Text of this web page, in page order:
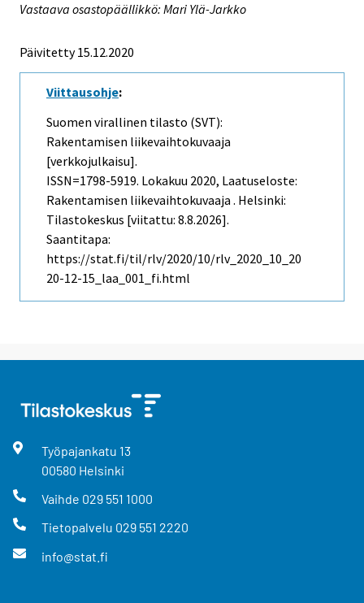
Vastaava osastopäällikkö: Mari Ylä-Jarkko
Päivitetty 15.12.2020
Viittausohje:
Suomen virallinen tilasto (SVT):
Rakentamisen liikevaihtokuvaaja
[verkkojulkaisu].
ISSN=1798-5919. Lokakuu 2020, Laatuseloste:
Rakentamisen liikevaihtokuvaaja . Helsinki:
Tilastokeskus [viitattu: 8.8.2026].
Saantitapa:
https://stat.fi/til/rlv/2020/10/rlv_2020_10_20
20-12-15_laa_001_fi.html
Työpajankatu 13
00580 Helsinki
Vaihde 029 551 1000
Tietopalvelu 029 551 2220
info@stat.fi